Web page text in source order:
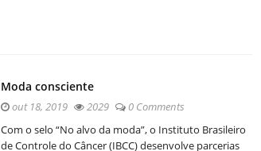
Moda consciente
out 18, 2019 2029
0 Comments
Com o selo “No alvo da moda”, o Instituto Brasileiro
de Controle do Câncer (IBCC) desenvolve parcerias